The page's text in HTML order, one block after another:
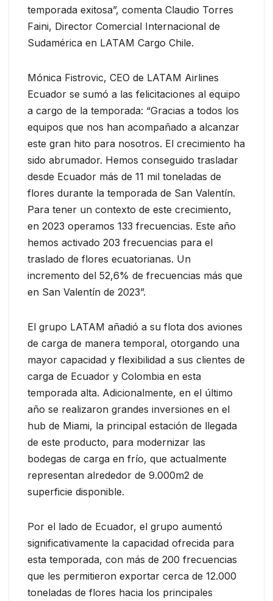
temporada exitosa”, comenta Claudio Torres
Faini, Director Comercial Internacional de
Sudamérica en LATAM Cargo Chile.
Mónica Fistrovic, CEO de LATAM Airlines
Ecuador se sumó a las felicitaciones al equipo
a cargo de la temporada: “Gracias a todos los
equipos que nos han acompañado a alcanzar
este gran hito para nosotros. El crecimiento ha
sido abrumador. Hemos conseguido trasladar
desde Ecuador más de 11 mil toneladas de
flores durante la temporada de San Valentín.
Para tener un contexto de este crecimiento,
en 2023 operamos 133 frecuencias. Este año
hemos activado 203 frecuencias para el
traslado de flores ecuatorianas. Un
incremento del 52,6% de frecuencias más que
en San Valentín de 2023”.
El grupo LATAM añadió a su flota dos aviones
de carga de manera temporal, otorgando una
mayor capacidad y flexibilidad a sus clientes de
carga de Ecuador y Colombia en esta
temporada alta. Adicionalmente, en el último
año se realizaron grandes inversiones en el
hub de Miami, la principal estación de llegada
de este producto, para modernizar las
bodegas de carga en frío, que actualmente
representan alrededor de 9.000m2 de
superficie disponible.
Por el lado de Ecuador, el grupo aumentó
significativamente la capacidad ofrecida para
esta temporada, con más de 200 frecuencias
que les permitieron exportar cerca de 12.000
toneladas de flores hacia los principales